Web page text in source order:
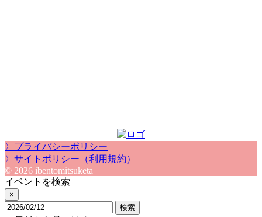
〉プライバシーポリシー
〉サイトポリシー（利用規約）
© 2026 ibentomitsuketa
イベントを検索
×
検索